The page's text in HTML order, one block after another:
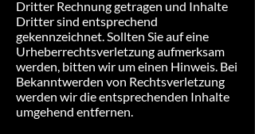
Dritter Rechnung getragen und Inhalte
Dritter sind entsprechend
gekennzeichnet. Sollten Sie auf eine
Urheberrechtsverletzung aufmerksam
werden, bitten wir um einen Hinweis. Bei
Bekanntwerden von Rechtsverletzung
werden wir die entsprechenden Inhalte
umgehend entfernen.